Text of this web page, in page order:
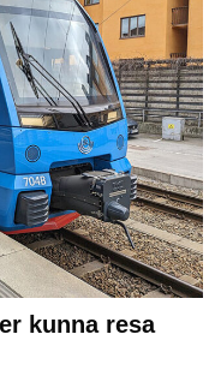
kunna resa